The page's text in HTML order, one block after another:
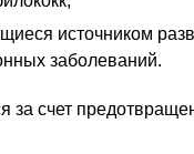
источником
заболеваний.
за счет